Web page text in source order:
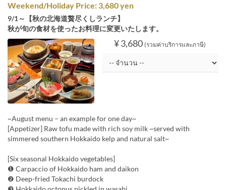
Weekend/Holiday Price: 3,680 yen
9/1～【秋の北海道贅尽くしランチ】
秋が旬の食材を使ったお料理に変更いたします。
¥ 3,680 (รวมค่าบริการและภาษี)
~August menu – an example for one day~
[Appetizer] Raw tofu made with rich soy milk ~served with
simmered southern Hokkaido kelp and natural salt~
[Six seasonal Hokkaido vegetables]
❶ Carpaccio of Hokkaido ham and daikon
❷ Deep-fried Tokachi burdock